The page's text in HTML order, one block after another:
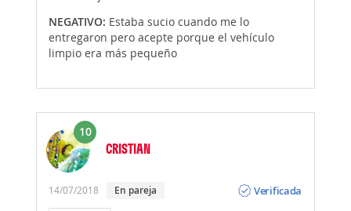
NEGATIVO: Estaba sucio cuando me lo
entregaron pero acepte porque el vehículo
limpio era más pequeño
10
CRISTIAN
14/07/2018 En pareja
Verificada